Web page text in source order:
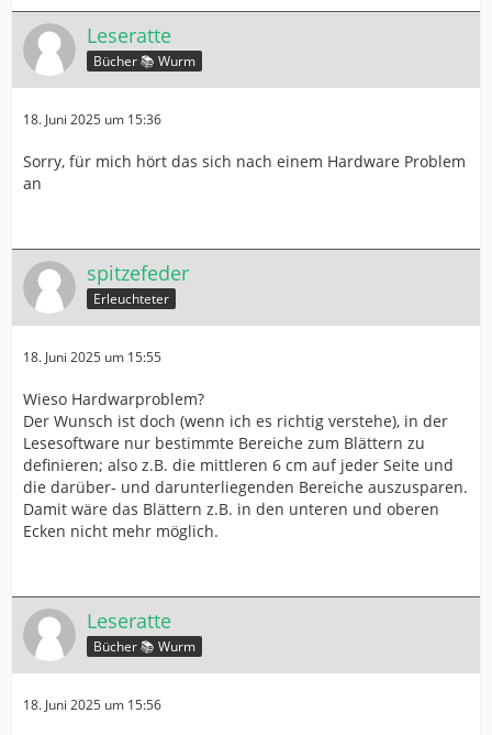
Leseratte
Bücher 📚 Wurm
18. Juni 2025 um 15:36
Sorry, für mich hört das sich nach einem Hardware Problem
an
spitzefeder
Erleuchteter
18. Juni 2025 um 15:55
Wieso Hardwarproblem?
Der Wunsch ist doch (wenn ich es richtig verstehe), in der
Lesesoftware nur bestimmte Bereiche zum Blättern zu
definieren; also z.B. die mittleren 6 cm auf jeder Seite und
die darüber- und darunterliegenden Bereiche auszusparen.
Damit wäre das Blättern z.B. in den unteren und oberen
Ecken nicht mehr möglich.
Leseratte
Bücher 📚 Wurm
18. Juni 2025 um 15:56